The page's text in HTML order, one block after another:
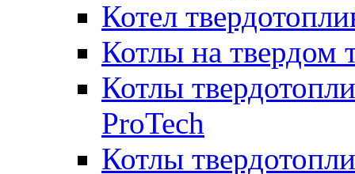
Котел
Котлы на твердом
Котлы
ProTech
Котлы